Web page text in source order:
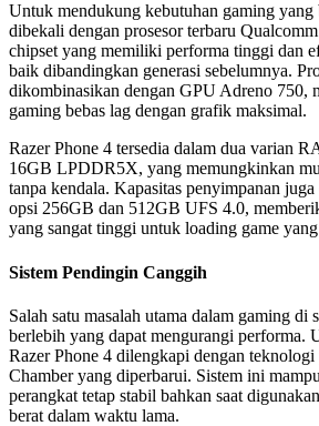
Untuk mendukung kebutuhan gaming yang
dibekali dengan prosesor terbaru
chipset yang memiliki performa tinggi dan
baik dibandingkan generasi sebelumnya.
dikombinasikan dengan GPU Adreno 750,
gaming bebas lag dengan grafik maksimal.
Razer Phone 4 tersedia dalam dua varian
16GB LPDDR5X, yang memungkinkan
tanpa kendala. Kapasitas penyimpanan
opsi 256GB dan 512GB UFS 4.0,
yang sangat tinggi untuk loading game
Sistem Pendingin Canggih
Salah satu masalah utama dalam gaming di
berlebih yang dapat mengurangi performa.
Razer Phone 4 dilengkapi dengan
Chamber yang diperbarui. Sistem ini
perangkat tetap stabil bahkan saat
berat dalam waktu lama.